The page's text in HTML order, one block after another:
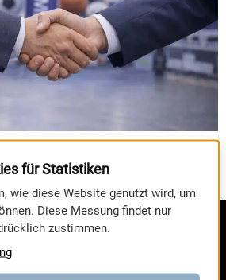
In ihren Statements
und Wegbegleiter, was die
macht.
für Statistiken
wie diese Website genutzt wird, um
Diese Messung findet nur
zustimmen.